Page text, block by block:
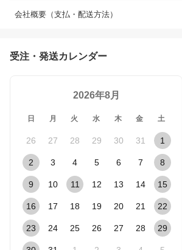
会社概要（支払・配送方法）
受注・発送カレンダー
2026年8月
日 月 火 水 木 金 土
26 27 28 29 30 31 1
2 3 4 5 6 7 8
9 10 11 12 13 14 15
16 17 18 19 20 21 22
23 24 25 26 27 28 29